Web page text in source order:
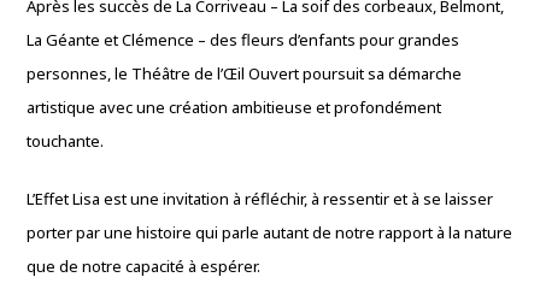
Après les succès de La Corriveau – La soif des corbeaux, Belmont,
La Géante et Clémence – des fleurs d’enfants pour grandes
personnes, le Théâtre de l’Œil Ouvert poursuit sa démarche
artistique avec une création ambitieuse et profondément
touchante.
L’Effet Lisa est une invitation à réfléchir, à ressentir et à se laisser
porter par une histoire qui parle autant de notre rapport à la nature
que de notre capacité à espérer.